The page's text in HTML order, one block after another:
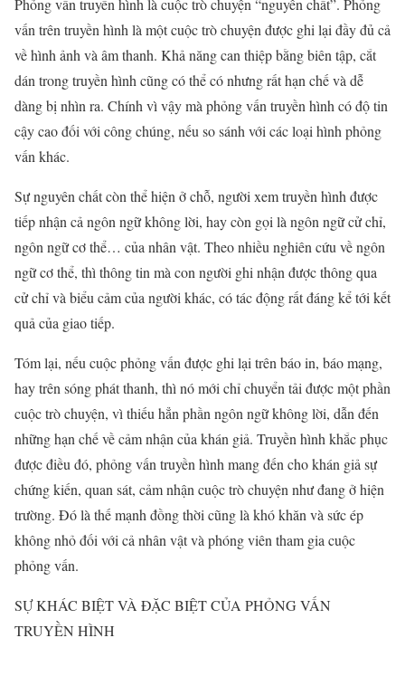
Phỏng vấn truyền hình là cuộc trò chuyện “nguyên chất”. Phỏng
vấn trên truyền hình là một cuộc trò chuyện được ghi lại đầy đủ cả
về hình ảnh và âm thanh. Khả năng can thiệp bằng biên tập, cắt
dán trong truyền hình cũng có thể có nhưng rất hạn chế và dễ
dàng bị nhìn ra. Chính vì vậy mà phỏng vấn truyền hình có độ tin
cậy cao đối với công chúng, nếu so sánh với các loại hình phỏng
vấn khác.
Sự nguyên chất còn thể hiện ở chỗ, người xem truyền hình được
tiếp nhận cả ngôn ngữ không lời, hay còn gọi là ngôn ngữ cử chỉ,
ngôn ngữ cơ thể… của nhân vật. Theo nhiều nghiên cứu về ngôn
ngữ cơ thể, thì thông tin mà con người ghi nhận được thông qua
cử chỉ và biểu cảm của người khác, có tác động rất đáng kể tới kết
quả của giao tiếp.
Tóm lại, nếu cuộc phỏng vấn được ghi lại trên báo in, báo mạng,
hay trên sóng phát thanh, thì nó mới chỉ chuyển tải được một phần
cuộc trò chuyện, vì thiếu hẳn phần ngôn ngữ không lời, dẫn đến
những hạn chế về cảm nhận của khán giả. Truyền hình khắc phục
được điều đó, phỏng vấn truyền hình mang đến cho khán giả sự
chứng kiến, quan sát, cảm nhận cuộc trò chuyện như đang ở hiện
trường. Đó là thế mạnh đồng thời cũng là khó khăn và sức ép
không nhỏ đối với cả nhân vật và phóng viên tham gia cuộc
phỏng vấn.
SỰ KHÁC BIỆT VÀ ĐẶC BIỆT CỦA PHỎNG VẤN
TRUYỀN HÌNH